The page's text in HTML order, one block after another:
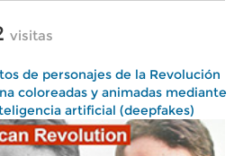
visitas
de personajes de la Revolución
coloreadas y animadas mediante
artificial (deepfakes)